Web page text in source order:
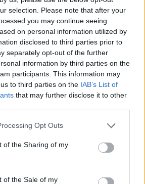
selection. Please note that after your
you may continue seeing
on personal information utilized by
disclosed to third parties prior to
separately opt-out of the further
information by third parties on the
participants. This information may
to third parties on the IAB’s List of
that may further disclose it to other
Opt Outs
of the Sharing of my
of the Sale of my
Μέγαρο Ιστορία Ηράκλειο